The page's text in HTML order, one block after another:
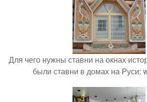
Для чего нужны ставни на окнах
были ставни в домах на Руси: